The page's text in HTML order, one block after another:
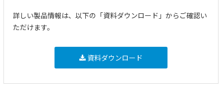
詳しい製品情報は、以下の「資料ダウンロード」からご確認い
ただけます。
資料ダウンロード